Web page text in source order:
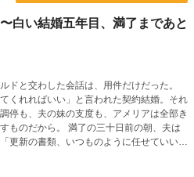
白い結婚五年目、満了まであと
ドと交わした会話は、用件だけだった。
くれればいい」と言われた契約結婚。それ
停も、夫の妹の支度も、アメリアは全部き
三十日前の朝、夫は
更新の書類、いつものように任せていい
かったものの形に沿って。 隣領の伯